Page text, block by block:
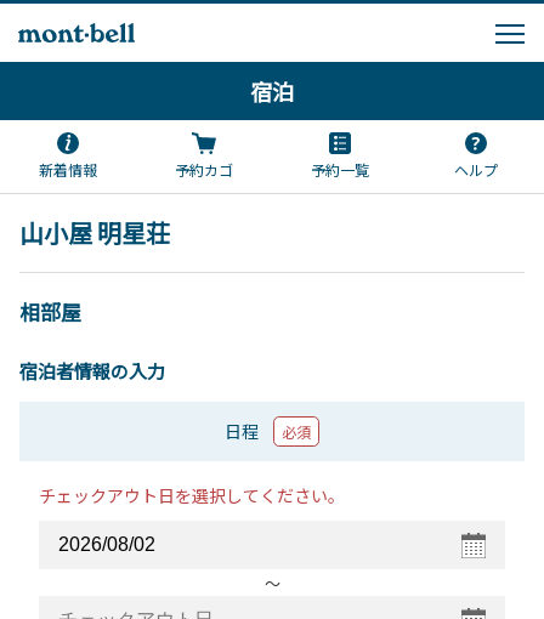
宿泊
新着情報 予約カゴ 予約一覧 ヘルプ
山小屋 明星荘
相部屋
宿泊者情報の入力
日程 必須
チェックアウト日を選択してください。
〜